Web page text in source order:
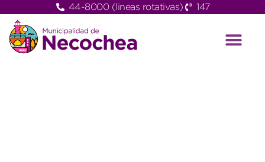
44-8000 (lineas rotativas) 147